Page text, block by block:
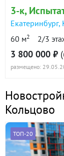
3-к,
Екатеринбург,
60 м2 2/3
3 800 000 ₽
размещено:
Кольцово
ТОП-20